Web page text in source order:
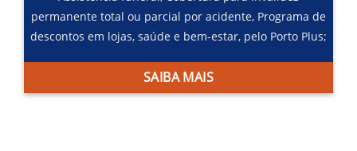
permanente total ou parcial por acidente, Programa de
descontos em lojas, saúde e bem-estar, pelo Porto Plus;
SAIBA MAIS